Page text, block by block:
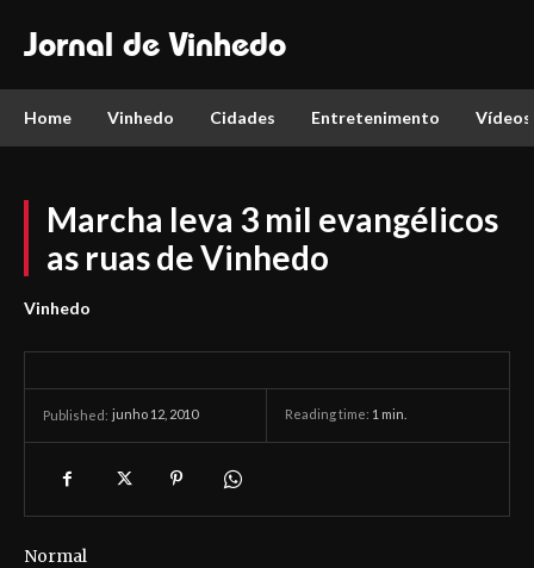
Jornal de Vinhedo
Home Vinhedo Cidades Entretenimento Vídeos
Marcha leva 3 mil evangélicos
as ruas de Vinhedo
Vinhedo
Published: junho 12, 2010 Reading time: 1 min.
Normal